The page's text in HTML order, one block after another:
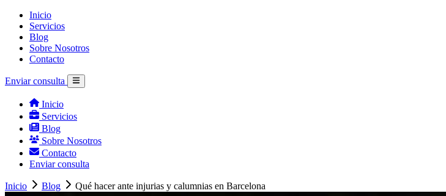
Inicio
Servicios
Blog
Sobre Nosotros
Contacto
Enviar consulta
Inicio
Servicios
Blog
Sobre Nosotros
Contacto
Enviar consulta
Inicio Blog Qué hacer ante injurias y calumnias en Barcelona